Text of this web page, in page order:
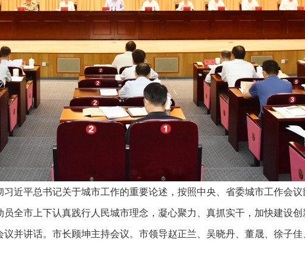
近平总书记关于城市工作的重要论述，按照中央、省委城市工作会
全市上下认真践行人民城市理念，凝心聚力、真抓实干，加快建设
并讲话。市长顾坤主持会议。市领导赵正兰、吴晓丹、董晟、徐子